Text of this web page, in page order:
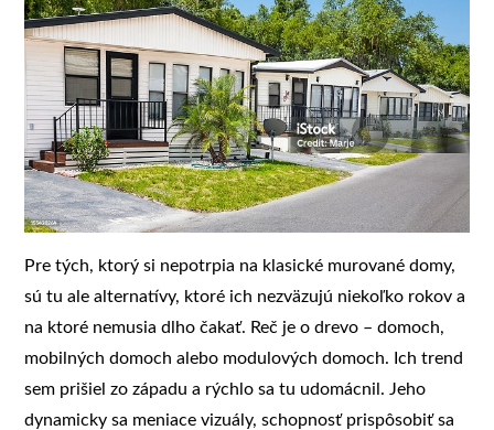
Pre tých, ktorý si nepotrpia na klasické murované domy,
sú tu ale alternatívy, ktoré ich nezväzujú niekoľko rokov a
na ktoré nemusia dlho čakať. Reč je o drevo – domoch,
mobilných domoch alebo modulových domoch. Ich trend
sem prišiel zo západu a rýchlo sa tu udomácnil. Jeho
dynamicky sa meniace vizuály, schopnosť prispôsobiť sa